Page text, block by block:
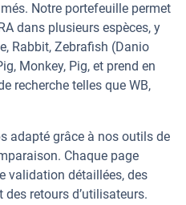
Notre portefeuille permet
dans plusieurs espèces, y
Rabbit, Zebrafish (Danio
Monkey, Pig, et prend en
recherche telles que WB,
adapté grâce à nos outils de
Chaque page
validation détaillées, des
retours d’utilisateurs.